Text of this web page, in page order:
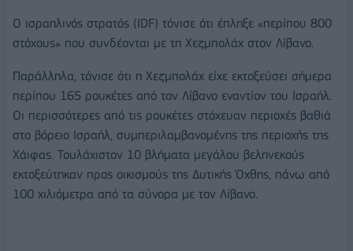
Ο ισραηλινός στρατός (IDF) τόνισε ότι έπληξε «περίπου 800
στόχους» που συνδέονται με τη Χεζμπολάχ στον Λίβανο.
Παράλληλα, τόνισε ότι η Χεζμπολάχ είχε εκτοξεύσει σήμερα
περίπου 165 ρουκέτες από τον Λίβανο εναντίον του Ισραήλ.
Οι περισσότερες από τις ρουκέτες στόχευαν περιοχές βαθιά
στο βόρειο Ισραήλ, συμπεριλαμβανομένης της περιοχής της
Χάιφας. Τουλάχιστον 10 βλήματα μεγάλου βεληνεκούς
εκτοξεύτηκαν προς οικισμούς της Δυτικής Όχθης, πάνω από
100 χιλιόμετρα από τα σύνορα με τον Λίβανο.